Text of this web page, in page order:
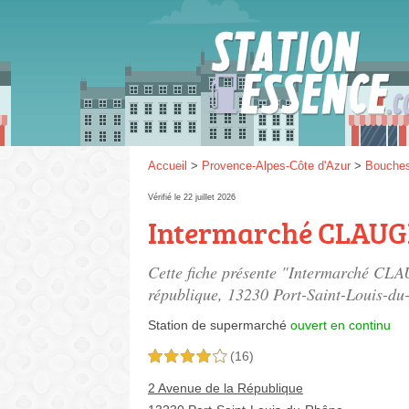
Accueil > Provence-Alpes-Côte d'Azur >
Vérifié le 22 juillet 2026
Intermarché
Cette fiche présente "Intermarché
république, 13230 Port-Saint-Louis-
Station de supermarché ouvert en continu
4,0 étoiles sur 5 (16)
2 Avenue de la République
SP
SP